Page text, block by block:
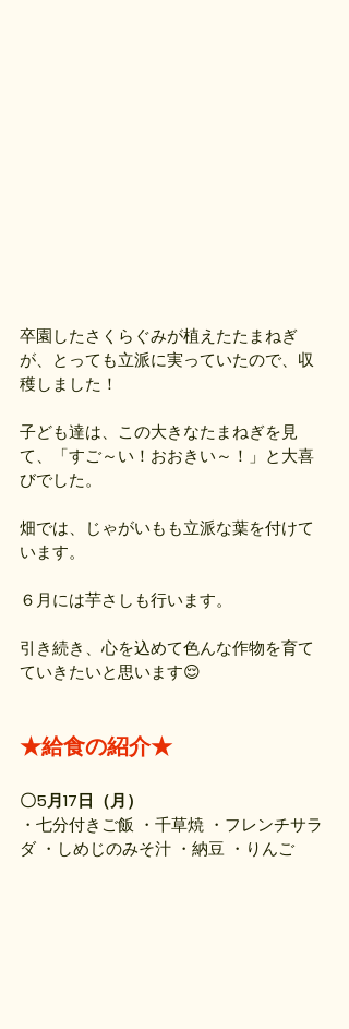
卒園したさくらぐみが植えたたまねぎ
が、とっても立派に実っていたので、収
穫しました！
子ども達は、この大きなたまねぎを見
て、「すご～い！おおきい～！」と大喜
びでした。
畑では、じゃがいもも立派な葉を付けて
います。
６月には芋さしも行います。
引き続き、心を込めて色んな作物を育て
ていきたいと思います😌
★給食の紹介★
〇5月17日（月）
・七分付きご飯 ・千草焼 ・フレンチサラ
ダ ・しめじのみそ汁 ・納豆 ・りんご